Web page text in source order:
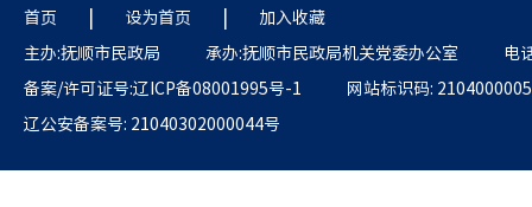
首页 | 设为首页 |
加入收藏
主办:抚顺市民政局
承办:抚顺市民政局机关党委办公室
电
备案/许可证号:辽ICP备08001995号-1
网站标识码: 2104000005
辽公安备案号: 21040302000044号